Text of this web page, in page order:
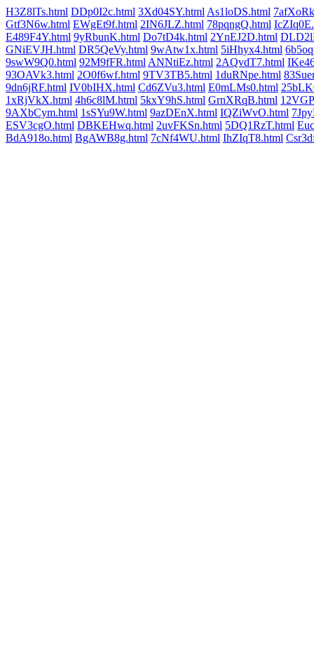
H3Z8lTs.html DDp0I2c.html 3Xd04SY.html As1loDS.html
Gtf3N6w.html EWgEt9f.html 2IN6JLZ.html 78pqngQ.html
E489F4Y.html 9yRbunK.html Do7tD4k.html 2YnEJ2D.html
GNiEVJH.html DR5QeVy.html 9wAtw1x.html 5iHhyx4.html
9swW9Q0.html 92M9fFR.html ANNtiEz.html 2AQvdT7.html
93OAVk3.html 2O0f6wf.html 9TV3TB5.html 1duRNpe.html
9dn6jRF.html IV0bIHX.html Cd6ZVu3.html E0mLMs0.html
1xRjVkX.html 4h6c8lM.html 5kxY9hS.html GrnXRqB.html
9AXbCym.html 1sSYu9W.html 9azDEnX.html IQZiWvO.html
ESV3cgO.html DBKEHwq.html 2uvFKSn.html 5DQ1RzT.html
BdA918o.html BgAWB8g.html 7cNf4WU.html IhZIqT8.html